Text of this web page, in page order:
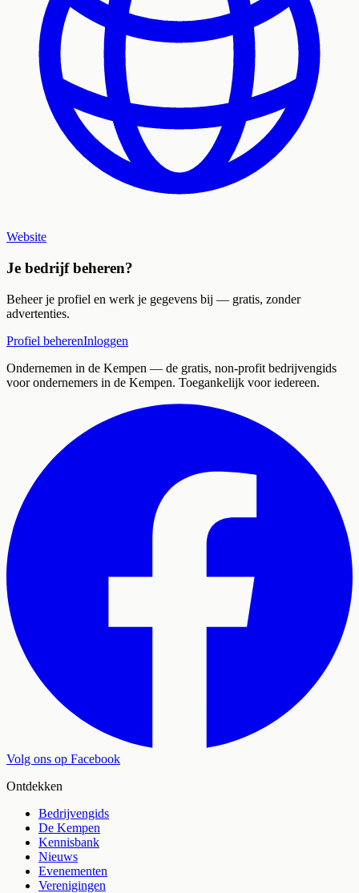
Website
Je bedrijf beheren?
Beheer je profiel en werk je gegevens bij — gratis, zonder
advertenties.
Profiel beherenInloggen
Ondernemen in de Kempen — de gratis, non-profit bedrijvengids
voor ondernemers in de Kempen. Toegankelijk voor iedereen.
Volg ons op Facebook
Ontdekken
Bedrijvengids
De Kempen
Kennisbank
Nieuws
Evenementen
Verenigingen